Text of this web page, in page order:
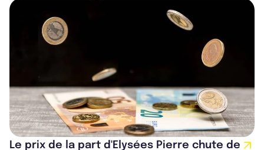
Le prix de la part d'Elysées Pierre chute de